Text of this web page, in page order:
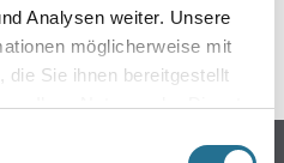
Analysen weiter. Unsere
möglicherweise mit
die Sie ihnen bereitgestellt
Ihrer Nutzung der Dienste
ONLINE-SHOP